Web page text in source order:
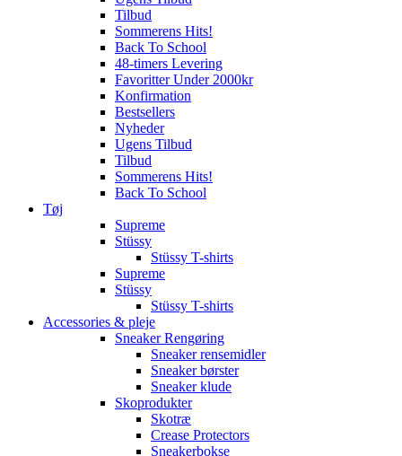
Tilbud
Sommerens Hits!
Back To School
48-timers Levering
Favoritter Under 2000kr
Konfirmation
Bestsellers
Nyheder
Ugens Tilbud
Tilbud
Sommerens Hits!
Back To School
Tøj
Supreme
Stüssy
Stüssy T-shirts
Supreme
Stüssy
Stüssy T-shirts
Accessories & pleje
Sneaker Rengøring
Sneaker rensemidler
Sneaker børster
Sneaker klude
Skoprodukter
Skotræ
Crease Protectors
Sneakerbokse